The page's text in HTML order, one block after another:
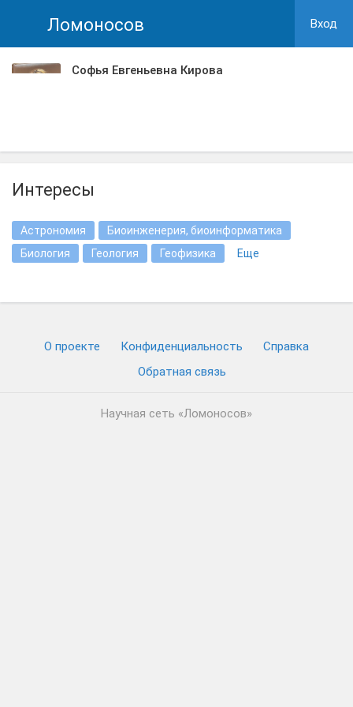
Ломоносов Вход
Софья Евгеньевна Кирова
Интересы
Астрономия
Биоинженерия, биоинформатика
Биология
Геология Геофизика Еще
О проекте Конфиденциальность
Cправка
Обратная связь
Научная сеть «Ломоносов»